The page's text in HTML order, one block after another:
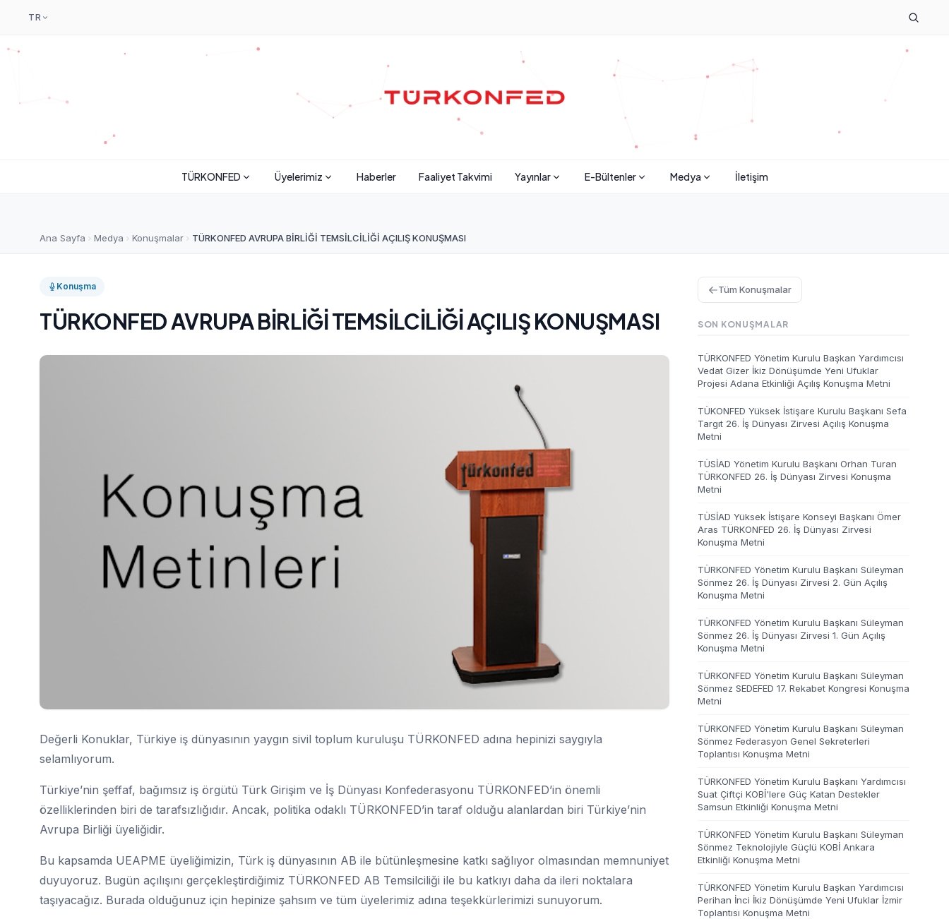
TR
TÜRKONFED Üyelerimiz Haberler Faaliyet Takvimi Yayınlar E-Bültenler Medya İletişim
Ana Sayfa Medya Konuşmalar TÜRKONFED AVRUPA BİRLİĞİ TEMSİLCİLİĞİ AÇILIŞ KONUŞMASI
Konuşma
TÜRKONFED AVRUPA BİRLİĞİ TEMSİLCİLİĞİ AÇILIŞ KONUŞMASI
Değerli Konuklar, Türkiye iş dünyasının yaygın sivil toplum kuruluşu TÜRKONFED adına hepinizi saygıyla
selamlıyorum.
Türkiye’nin şeffaf, bağımsız iş örgütü Türk Girişim ve İş Dünyası Konfederasyonu TÜRKONFED’in önemli
özelliklerinden biri de tarafsızlığıdır. Ancak, politika odaklı TÜRKONFED’in taraf olduğu alanlardan biri Türkiye’nin
Avrupa Birliği üyeliğidir.
Bu kapsamda UEAPME üyeliğimizin, Türk iş dünyasının AB ile bütünleşmesine katkı sağlıyor olmasından memnuniyet
duyuyoruz. Bugün açılışını gerçekleştirdiğimiz TÜRKONFED AB Temsilciliği ile bu katkıyı daha da ileri noktalara
taşıyacağız. Burada olduğunuz için hepinize şahsım ve tüm üyelerimiz adına teşekkürlerimizi sunuyorum.
Tüm Konuşmalar
SON KONUŞMALAR
TÜRKONFED Yönetim Kurulu Başkan Yardımcısı
Vedat Gizer İkiz Dönüşümde Yeni Ufuklar
Projesi Adana Etkinliği Açılış Konuşma Metni
TÜKONFED Yüksek İstişare Kurulu Başkanı Sefa
Targıt 26. İş Dünyası Zirvesi Açılış Konuşma
Metni
TÜSİAD Yönetim Kurulu Başkanı Orhan Turan
TÜRKONFED 26. İş Dünyası Zirvesi Konuşma
Metni
TÜSİAD Yüksek İstişare Konseyi Başkanı Ömer
Aras TÜRKONFED 26. İş Dünyası Zirvesi
Konuşma Metni
TÜRKONFED Yönetim Kurulu Başkanı Süleyman
Sönmez 26. İş Dünyası Zirvesi 2. Gün Açılış
Konuşma Metni
TÜRKONFED Yönetim Kurulu Başkanı Süleyman
Sönmez 26. İş Dünyası Zirvesi 1. Gün Açılış
Konuşma Metni
TÜRKONFED Yönetim Kurulu Başkanı Süleyman
Sönmez SEDEFED 17. Rekabet Kongresi Konuşma
Metni
TÜRKONFED Yönetim Kurulu Başkanı Süleyman
Sönmez Federasyon Genel Sekreterleri
Toplantısı Konuşma Metni
TÜRKONFED Yönetim Kurulu Başkanı Yardımcısı
Suat Çiftçi KOBİ'lere Güç Katan Destekler
Samsun Etkinliği Konuşma Metni
TÜRKONFED Yönetim Kurulu Başkanı Süleyman
Sönmez Teknolojiyle Güçlü KOBİ Ankara
Etkinliği Konuşma Metni
TÜRKONFED Yönetim Kurulu Başkan Yardımcısı
Perihan İnci İkiz Dönüşümde Yeni Ufuklar İzmir
Toplantısı Konuşma Metni